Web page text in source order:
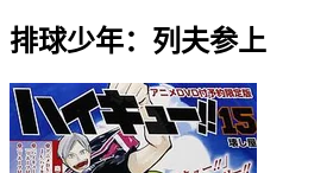
排球少年：列夫参上